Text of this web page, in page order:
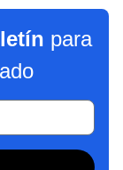
para